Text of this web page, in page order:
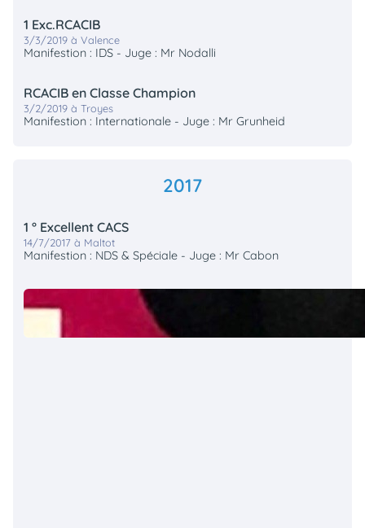
1 Exc.RCACIB
3/3/2019 à Valence
Manifestion : IDS - Juge : Mr Nodalli
RCACIB en Classe Champion
3/2/2019 à Troyes
Manifestion : Internationale - Juge : Mr Grunheid
2017
1 ° Excellent CACS
14/7/2017 à Maltot
Manifestion : NDS & Spéciale - Juge : Mr Cabon